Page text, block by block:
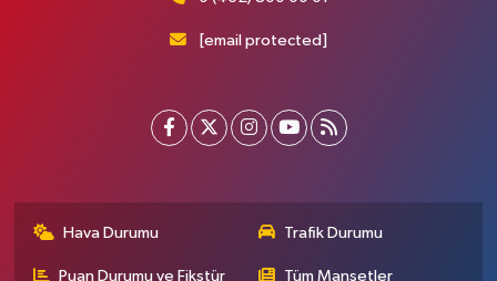
[email protected]
Hava Durumu Trafik Durumu
Puan Durumu ve Fikstür Tüm Manşetler